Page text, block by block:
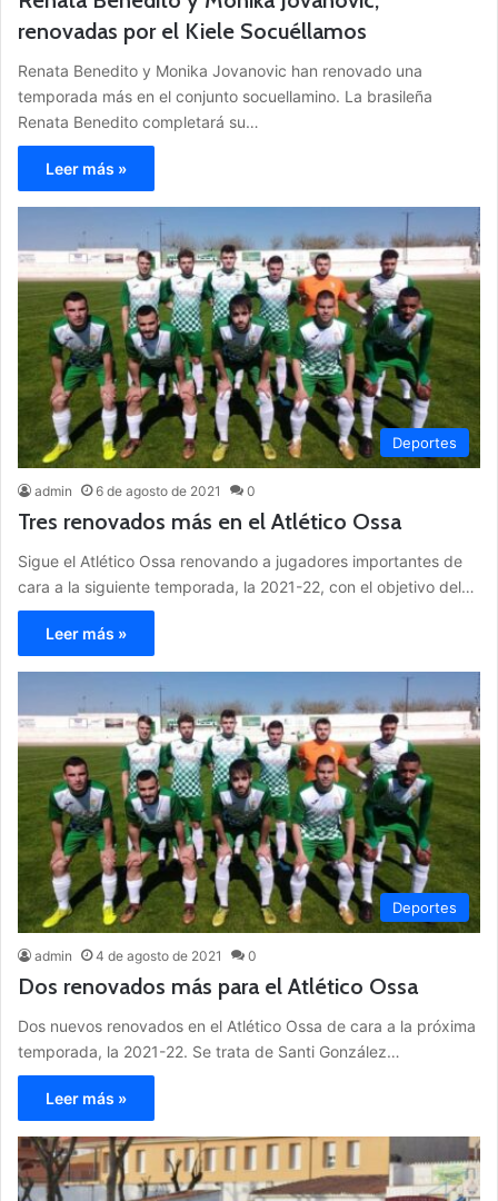
renovadas por el Kiele Socuéllamos
Renata Benedito y Monika Jovanovic han renovado una
temporada más en el conjunto socuellamino. La brasileña
Renata Benedito completará su…
Leer más »
Deportes
admin 6 de agosto de 2021 0
Tres renovados más en el Atlético Ossa
Sigue el Atlético Ossa renovando a jugadores importantes de
cara a la siguiente temporada, la 2021-22, con el objetivo del…
Leer más »
Deportes
admin 4 de agosto de 2021 0
Dos renovados más para el Atlético Ossa
Dos nuevos renovados en el Atlético Ossa de cara a la próxima
temporada, la 2021-22. Se trata de Santi González…
Leer más »